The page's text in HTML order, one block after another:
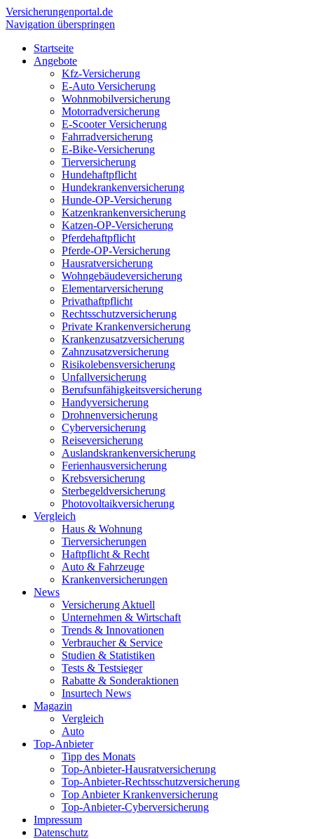
Versicherungenportal.de
Navigation überspringen
Startseite
Angebote
Kfz-Versicherung
E-Auto Versicherung
Wohnmobilversicherung
Motorradversicherung
E-Scooter Versicherung
Fahrradversicherung
E-Bike-Versicherung
Tierversicherung
Hundehaftpflicht
Hundekrankenversicherung
Hunde-OP-Versicherung
Katzenkrankenversicherung
Katzen-OP-Versicherung
Pferdehaftpflicht
Pferde-OP-Versicherung
Hausratversicherung
Wohngebäudeversicherung
Elementarversicherung
Privathaftpflicht
Rechtsschutzversicherung
Private Krankenversicherung
Krankenzusatzversicherung
Zahnzusatzversicherung
Risikolebensversicherung
Unfallversicherung
Berufsunfähigkeitsversicherung
Handyversicherung
Drohnenversicherung
Cyberversicherung
Reiseversicherung
Auslandskrankenversicherung
Ferienhausversicherung
Krebsversicherung
Sterbegeldversicherung
Photovoltaikversicherung
Vergleich
Haus & Wohnung
Tierversicherungen
Haftpflicht & Recht
Auto & Fahrzeuge
Krankenversicherungen
News
Versicherung Aktuell
Unternehmen & Wirtschaft
Trends & Innovationen
Verbraucher & Service
Studien & Statistiken
Tests & Testsieger
Rabatte & Sonderaktionen
Insurtech News
Magazin
Vergleich
Auto
Top-Anbieter
Tipp des Monats
Top-Anbieter-Hausratversicherung
Top-Anbieter-Rechtsschutzversicherung
Top Anbieter Krankenversicherung
Top-Anbieter-Cyberversicherung
Impressum
Datenschutz